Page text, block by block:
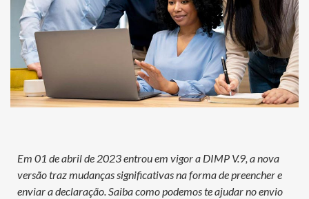
Em 01 de abril de 2023 entrou em vigor a DIMP V.9, a nova
versão traz mudanças significativas na forma de preencher e
enviar a declaração. Saiba como podemos te ajudar no envio